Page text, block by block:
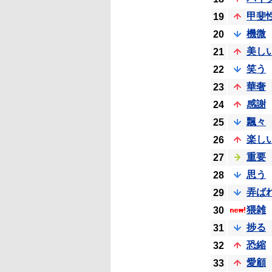
19
甲斐
20
機微
21
美し
22
笑う
23
華奢
24
感謝
25
飄々
26
楽し
27
重要
28
思う
29
弄ば
30
猥雑
31
捗る
32
恐縮
33
愛顧